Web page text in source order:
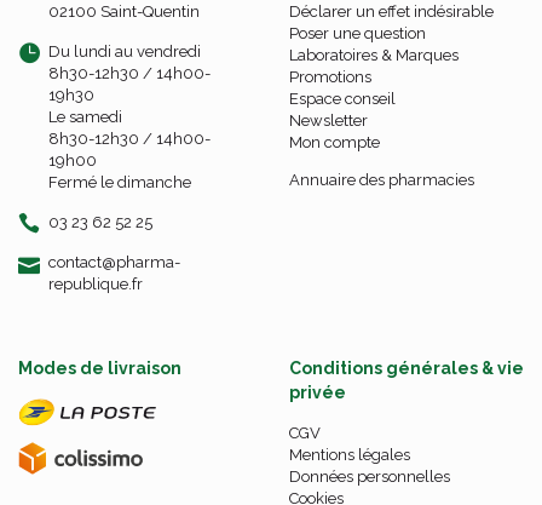
02100 Saint-Quentin
Du lundi au vendredi
8h30-12h30 / 14h00-
19h30
Le samedi
8h30-12h30 / 14h00-
19h00
Fermé le dimanche
03 23 62 52 25
contact-
@-
pharma-
republique.fr
Déclarer un effet indésirable
Poser une question
Laboratoires & Marques
Promotions
Espace conseil
Newsletter
Mon compte
Annuaire des pharmacies
Modes de livraison
Conditions générales & vie
privée
CGV
Mentions légales
Données personnelles
Cookies